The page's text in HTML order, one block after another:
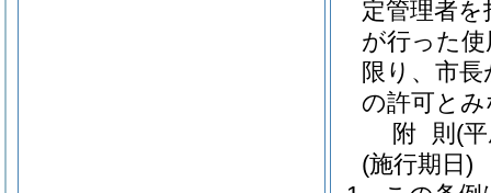
定管理者
が行った
限り、市
の許可と
附 則 (
(施行期日)